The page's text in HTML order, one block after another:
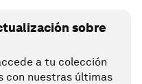
sobre
a tu colección
con nuestras últimas